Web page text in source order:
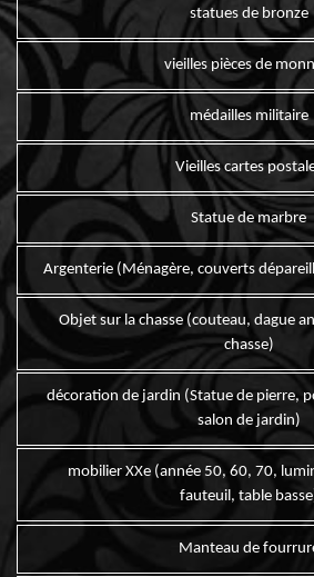
statues de bronze
vieilles pièces de
médailles militaire
Vieilles cartes
Statue de marbre
Argenterie (Ménagère, couverts
Objet sur la chasse (couteau, dague
chasse)
décoration de jardin (Statue de pierre,
salon de jardin)
mobilier XXe (année 50, 60, 70,
fauteuil, table
Manteau de